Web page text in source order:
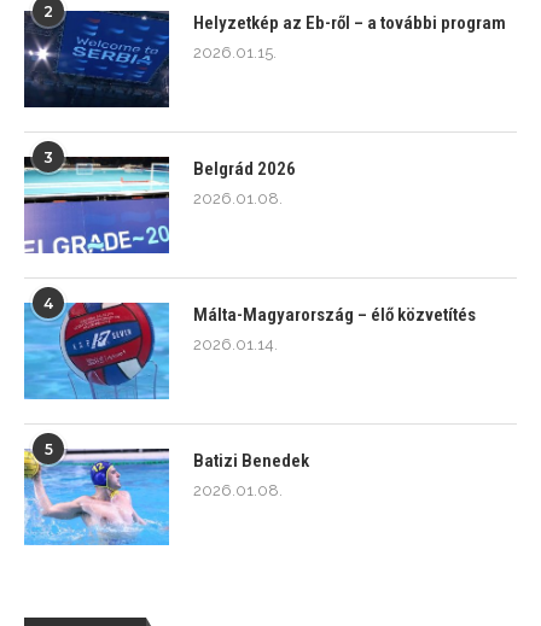
2
Helyzetkép az Eb-ről – a további program
2026.01.15.
3
Belgrád 2026
2026.01.08.
4
Málta-Magyarország – élő közvetítés
2026.01.14.
5
Batizi Benedek
2026.01.08.